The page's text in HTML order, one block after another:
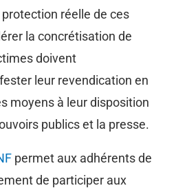
réelle de ces
la concrétisation de
doivent
leur revendication en
moyens à leur disposition
publics et la presse.
permet aux adhérents de
de participer aux